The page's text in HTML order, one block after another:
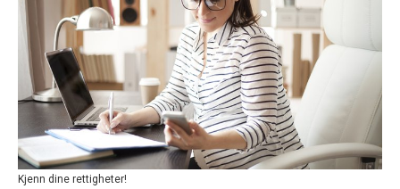
Kjenn dine rettigheter!